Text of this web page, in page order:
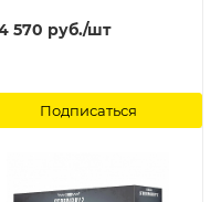
Squad) (2015) Games
Workshop
570 руб./шт
Подписаться